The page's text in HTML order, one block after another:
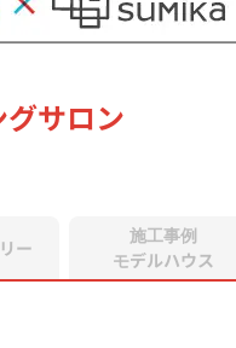
サロン
ー
施工事例
モデルハウス